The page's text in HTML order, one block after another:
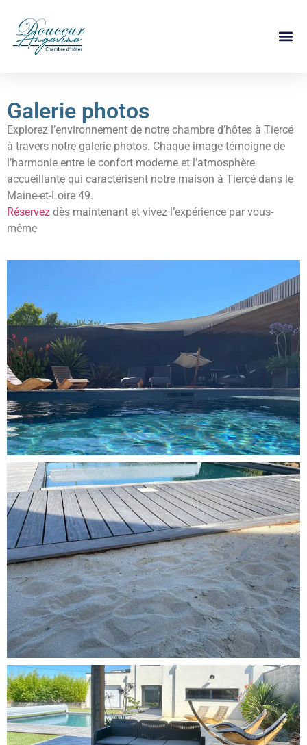
Galerie photos
Explorez l’environnement de notre chambre d’hôtes à Tiercé
à travers notre galerie photos. Chaque image témoigne de
l’harmonie entre le confort moderne et l’atmosphère
accueillante qui caractérisent notre maison à Tiercé dans le
Maine-et-Loire 49.
Réservez dès maintenant et vivez l’expérience par vous-
même